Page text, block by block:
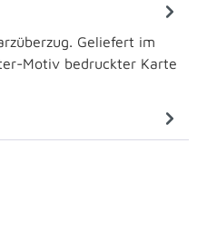
Geliefert im
Motiv bedruckter Karte